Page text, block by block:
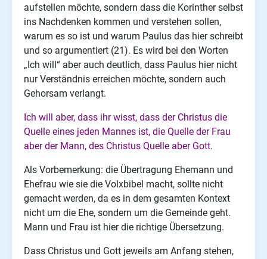
aufstellen möchte, sondern dass die Korinther selbst
ins Nachdenken kommen und verstehen sollen,
warum es so ist und warum Paulus das hier schreibt
und so argumentiert (21). Es wird bei den Worten
„Ich will“ aber auch deutlich, dass Paulus hier nicht
nur Verständnis erreichen möchte, sondern auch
Gehorsam verlangt.
Ich will aber, dass ihr wisst, dass der Christus die
Quelle eines jeden Mannes ist, die Quelle der Frau
aber der Mann, des Christus Quelle aber Gott.
Als Vorbemerkung: die Übertragung Ehemann und
Ehefrau wie sie die Volxbibel macht, sollte nicht
gemacht werden, da es in dem gesamten Kontext
nicht um die Ehe, sondern um die Gemeinde geht.
Mann und Frau ist hier die richtige Übersetzung.
Dass Christus und Gott jeweils am Anfang stehen,